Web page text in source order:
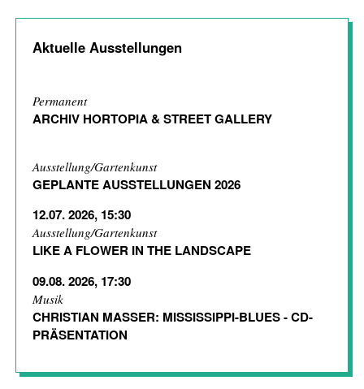
Aktuelle Ausstellungen
Permanent
ARCHIV HORTOPIA & STREET GALLERY
Ausstellung/Gartenkunst
GEPLANTE AUSSTELLUNGEN 2026
12.07. 2026, 15:30
Ausstellung/Gartenkunst
LIKE A FLOWER IN THE LANDSCAPE
09.08. 2026, 17:30
Musik
CHRISTIAN MASSER: MISSISSIPPI-BLUES - CD-
PRÄSENTATION